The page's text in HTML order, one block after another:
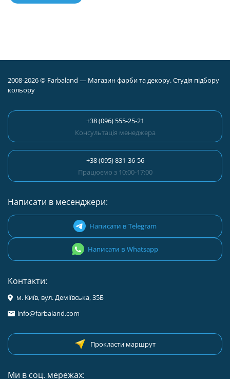
2008-2026 © Farbaland — Магазин фарби та декору. Студія підбору
кольору
+38 (096) 555-25-21
Консультація менеджера
+38 (095) 831-36-56
Працюємо з 10:00-17:00
Написати в месенджери:
Написати в Telegram
Написати в Whatsapp
Контакти:
м. Київ, вул. Деміївська, 35Б
info@farbaland.com
Прокласти маршрут
Ми в соц. мережах: